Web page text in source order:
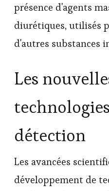
présence d'agents
diurétiques, utilisés
d'autres substances
Les
détection
Les avancées
développement de